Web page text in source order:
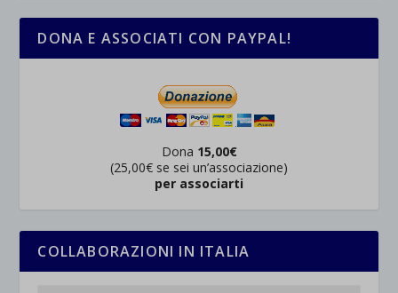
DONA E ASSOCIATI CON PAYPAL!
Dona 15,00€
(25,00€ se sei un’associazione)
per associarti
COLLABORAZIONI IN ITALIA